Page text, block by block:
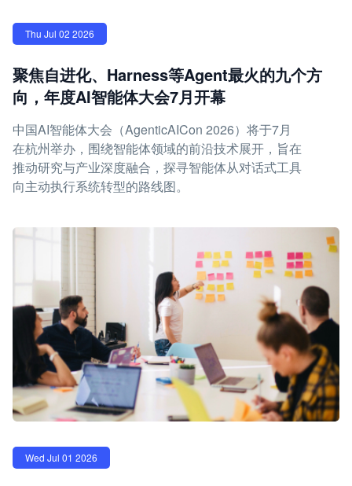
Thu Jul 02 2026
聚焦自进化、Harness等Agent最火的九个方
向，年度AI智能体大会7月开幕
中国AI智能体大会（AgenticAICon 2026）将于7月
在杭州举办，围绕智能体领域的前沿技术展开，旨在
推动研究与产业深度融合，探寻智能体从对话式工具
向主动执行系统转型的路线图。
Wed Jul 01 2026